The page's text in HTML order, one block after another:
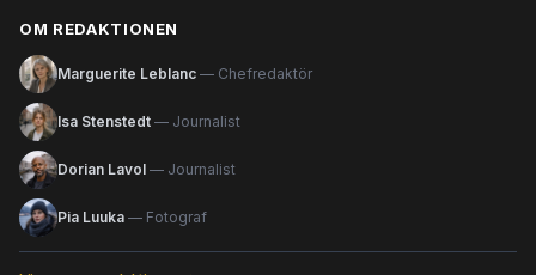
OM REDAKTIONEN
Marguerite Leblanc — Chefredaktör
Isa Stenstedt — Journalist
Dorian Lavol — Journalist
Pia Luuka — Fotograf